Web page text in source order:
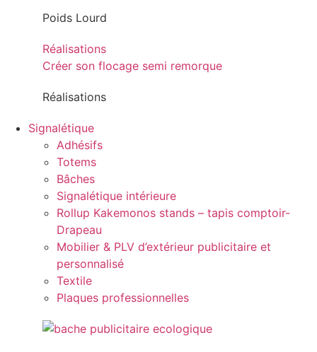
Poids Lourd
Réalisations
Créer son flocage semi remorque
Réalisations
Signalétique
Adhésifs
Totems
Bâches
Signalétique intérieure
Rollup Kakemonos stands – tapis comptoir-
Drapeau
Mobilier & PLV d’extérieur publicitaire et
personnalisé
Textile
Plaques professionnelles